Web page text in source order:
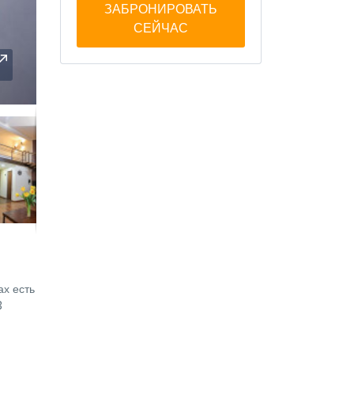
есть
ЗАБРОНИРОВАТЬ
СЕЙЧАС